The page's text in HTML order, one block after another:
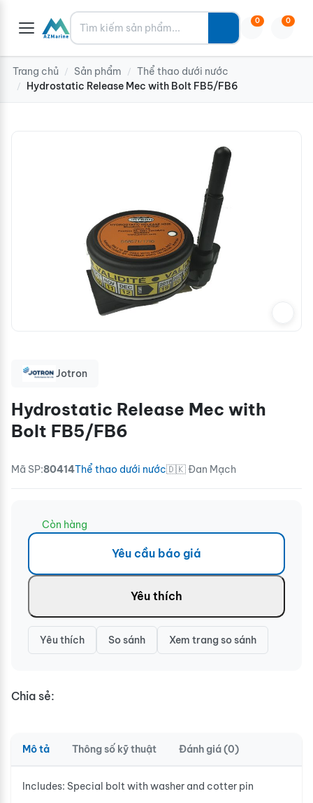
Tìm kiếm 0 0
Trang chủ / Sản phẩm / Thể thao dưới nước
/ Hydrostatic Release Mec with Bolt FB5/FB6
Jotron
Hydrostatic Release Mec with
Bolt FB5/FB6
Mã SP:80414Thể thao dưới nước🇩🇰 Đan Mạch
Còn hàng
Yêu cầu báo giá
Yêu thích
Yêu thích So sánh Xem trang so sánh
Chia sẻ:
Mô tả Thông số kỹ thuật Đánh giá (0)
Includes: Special bolt with washer and cotter pin